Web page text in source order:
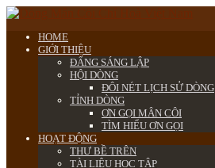
HOME
GIỚI THIỆU
ĐẤNG SÁNG LẬP
HỘI DÒNG
ĐÔI NÉT LỊCH SỬ DÒNG
TỈNH DÒNG
ƠN GỌI MÂN CÔI
TÌM HIỂU ƠN GỌI
HOẠT ĐỘNG
THƯ BỀ TRÊN
TÀI LIỆU HỌC TẬP